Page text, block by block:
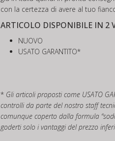
con la certezza di avere al tuo
ARTICOLO DISPONIBILE IN 2
NUOVO
USATO GARANTITO*
* Gli articoli proposti come USATO
controlli da parte del nostro staff
comunque coperto dalla formula
goderti solo i vantaggi del prezzo